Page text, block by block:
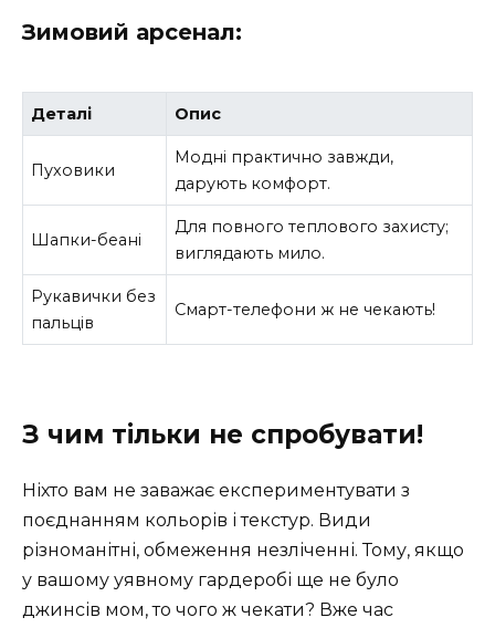
Зимовий арсенал:
Деталі Опис
Пуховики
Модні практично завжди,
дарують комфорт.
Шапки-беані
Для повного теплового захисту;
виглядають мило.
Рукавички без
пальців
Смарт-телефони ж не чекають!
З чим тільки не спробувати!
Ніхто вам не заважає експериментувати з
поєднанням кольорів і текстур. Види
різноманітні, обмеження незліченні. Тому, якщо
у вашому уявному гардеробі ще не було
джинсів мом, то чого ж чекати? Вже час